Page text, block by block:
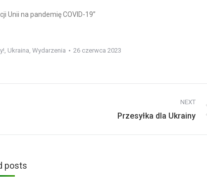
Unii na pandemię COVID-19”
, Ukraina, Wydarzenia 26 czerwca 2023
NEXT
Przesyłka dla Ukrainy
posts